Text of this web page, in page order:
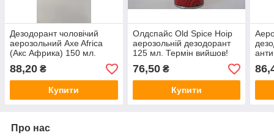
Дезодорант чоловічий
аерозольний Axe Africa
(Акс Африка) 150 мл.
88,20 ₴
Купити
Олдспайс Old Spice Ноір
аерозольній дезодорант
125 мл. Термін вийшов!
76,50₴
Купити
Ice
Про нас